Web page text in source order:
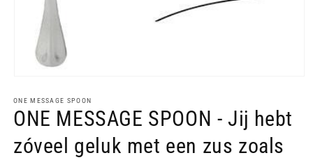
openen
in
modaal
ONE MESSAGE SPOON
ONE MESSAGE SPOON - Jij hebt
zóveel geluk met een zus zoals